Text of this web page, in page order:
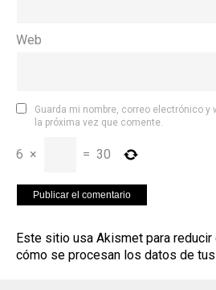
Web
Guarda mi nombre, correo electrónico y
la próxima vez que comente.
6 × = 30
Este sitio usa Akismet para reducir
cómo se procesan los datos de